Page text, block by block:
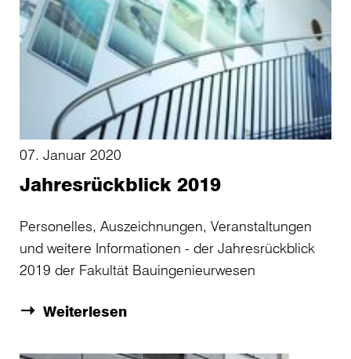
07. Januar 2020
Jahresrückblick 2019
Personelles, Auszeichnungen, Veranstaltungen
und weitere Informationen - der Jahresrückblick
2019 der Fakultät Bauingenieurwesen
Weiterlesen